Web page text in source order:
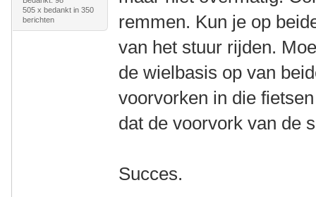
505 x bedankt in 350
berichten
remmen. Kun je op
van het stuur rijden.
de wielbasis op van
voorvorken in die
dat de voorvork van de
Succes.